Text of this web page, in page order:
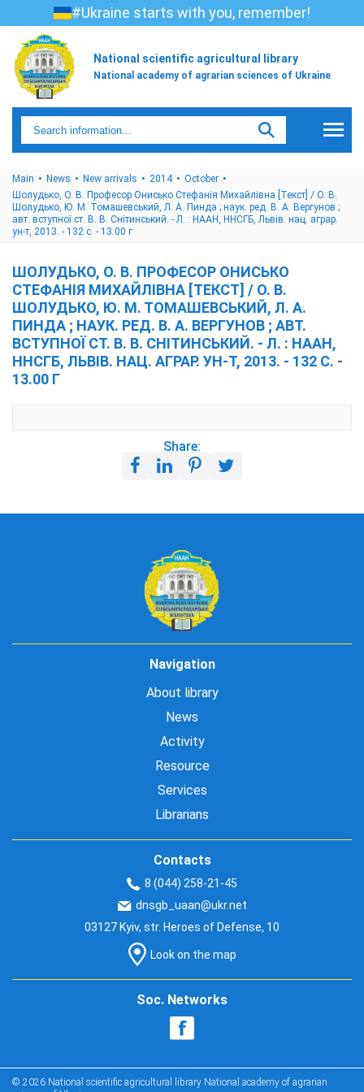
#Ukraine starts with you, remember!
National scientific agricultural library
National academy of agrarian sciences of Ukraine
Main News New arrivals 2014
October
Шолудько, О. В. Професор Онисько Стефанія Михайлівна [Текст] / О. В.
Шолудько, Ю. М. Томашевський, Л. А. Пинда ; наук. ред. В. А. Вергунов ;
авт. вступної ст. В. В. Снітинський. - Л. : НААН, ННСГБ, Львів. нац. аграр.
ун-т, 2013. - 132 с. - 13.00 г
ШОЛУДЬКО, О. В. ПРОФЕСОР ОНИСЬКО
СТЕФАНІЯ МИХАЙЛІВНА [ТЕКСТ] / О. В.
ШОЛУДЬКО, Ю. М. ТОМАШЕВСЬКИЙ, Л. А.
ПИНДА ; НАУК. РЕД. В. А. ВЕРГУНОВ ; АВТ.
ВСТУПНОЇ СТ. В. В. СНІТИНСЬКИЙ. - Л. : НААН,
ННСГБ, ЛЬВІВ. НАЦ. АГРАР. УН-Т, 2013. - 132 С. -
13.00 Г
Share:
Navigation
About library
News
Activity
Resource
Services
Librarians
Contacts
8 (044) 258-21-45
dnsgb_uaan@ukr.net
03127 Kyiv, str. Heroes of Defense, 10
Look on the map
Soc. Networks
© 2026 National scientific agricultural library National academy of agrarian